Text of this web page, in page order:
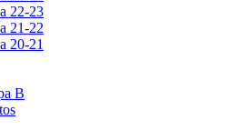
22-23
21-22
20-21
B